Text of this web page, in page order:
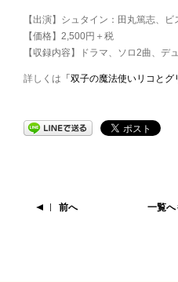
【出演】シュタイン：田丸篤志、
【価格】2,500円＋税
【収録内容】ドラマ、ソロ2曲、デ
詳しくは 「双子の魔法使いリコと
前へ 一覧へ